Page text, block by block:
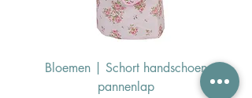
Bloemen | Schort handschoen
pannenlap